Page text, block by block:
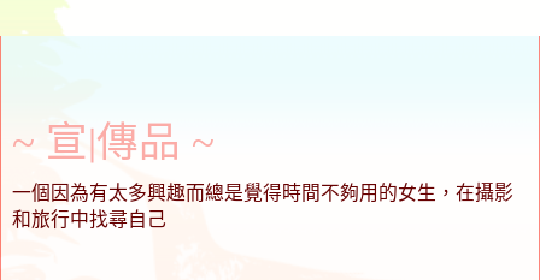
~ 宣∣傳品 ~
一個因為有太多興趣而總是覺得時間不夠用的女生，在攝影
和旅行中找尋自己